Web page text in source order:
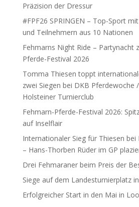
Präzision der Dressur
#FPF26 SPRINGEN – Top-Sport
und Teilnehmern aus 10 Nationen
Fehmarns Night Ride – Partynacht
Pferde-Festival 2026
Tomma Thiesen toppt
zwei Siegen bei DKB Pferdewoche
Holsteiner Turnierclub
Fehmarn-Pferde-Festival 2026:
auf Inselflair
Internationaler Sieg für Thiesen
– Hans-Thorben Rüder im GP
Drei Fehmaraner beim Preis der
Siege auf dem Landesturnierplatz
Erfolgreicher Start in den Mai in